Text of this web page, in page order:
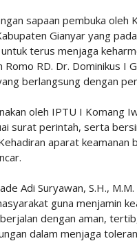
sapaan pembuka
Gianyar yang
terus menjaga
Romo RD. Dr. Dominikus
berlangsung dengan
oleh IPTU I Komang
surat perintah, serta
aparat
Adi Suryawan, S.H.,
guna menjamin
dengan aman,
dalam menjaga